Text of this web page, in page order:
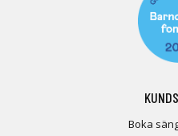
Boka